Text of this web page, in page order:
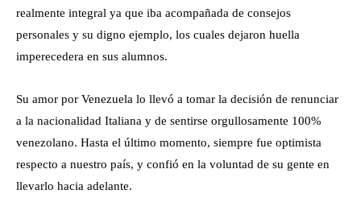
realmente integral ya que iba acompañada de consejos
personales y su digno ejemplo, los cuales dejaron huella
imperecedera en sus alumnos.
Su amor por Venezuela lo llevó a tomar la decisión de renunciar
a la nacionalidad Italiana y de sentirse orgullosamente 100%
venezolano. Hasta el último momento, siempre fue optimista
respecto a nuestro país, y confió en la voluntad de su gente en
llevarlo hacia adelante.